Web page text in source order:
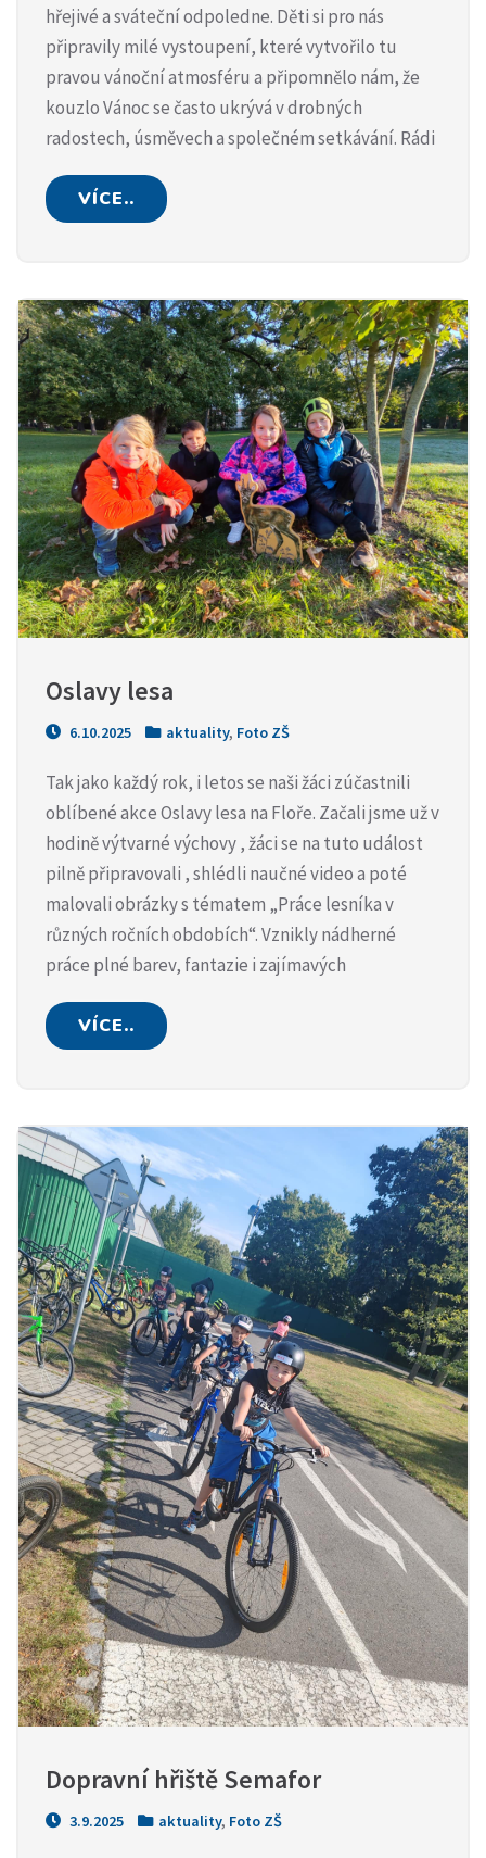
hřejivé a sváteční odpoledne. Děti si pro nás
připravily milé vystoupení, které vytvořilo tu
pravou vánoční atmosféru a připomnělo nám, že
kouzlo Vánoc se často ukrývá v drobných
radostech, úsměvech a společném setkávání. Rádi
VÍCE..
Oslavy lesa
6.10.2025 aktuality, Foto ZŠ
Tak jako každý rok, i letos se naši žáci zúčastnili
oblíbené akce Oslavy lesa na Floře. Začali jsme už v
hodině výtvarné výchovy , žáci se na tuto událost
pilně připravovali , shlédli naučné video a poté
malovali obrázky s tématem „Práce lesníka v
různých ročních obdobích“. Vznikly nádherné
práce plné barev, fantazie i zajímavých
VÍCE..
Dopravní hřiště Semafor
3.9.2025 aktuality, Foto ZŠ